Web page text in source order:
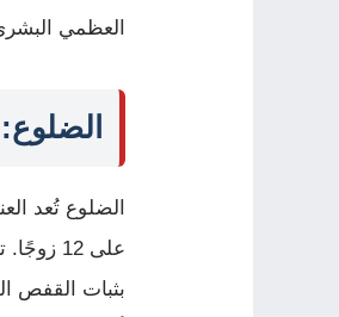
العظمي
على 12
بثبات القفص